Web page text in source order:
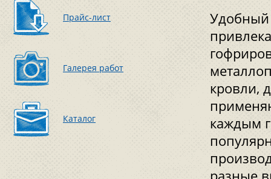
Прайс-лист
Галерея работ
Каталог
Удобный
кровли,
каждым